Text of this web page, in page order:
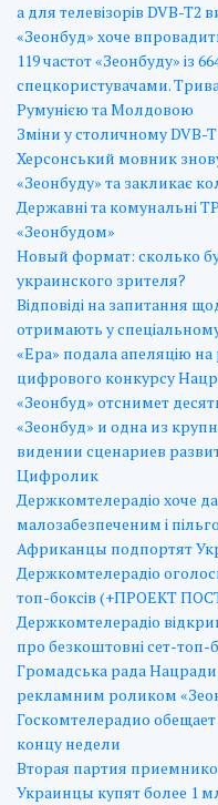
а для телевізорів DVB-
«Зеонбуд» хоче
119 частот «Зеонбуду» із
спецкористувачами.
Румунією та Молдовою
Зміни у столичному DVB-T
Херсонський мовник
«Зеонбуду» та закликає
Державні та комунальні
«Зеонбудом»
Новый формат: сколько
украинского зрителя?
Відповіді на запитання
отримають у
«Ера» подала апеляцію на
цифрового конкурсу
«Зеонбуд» отснимет
«Зеонбуд» и одна из
видении сценариев
Цифролик
Держкомтелерадіо хоче
малозабезпеченим і
Африканцы подпортят
Держкомтелерадіо
топ-боксів (+ПРОЕКТ
Держкомтелерадіо
про безкоштовні сет-топ-
Громадська рада
рекламним роликом
Госкомтелерадио
концу недели
Вторая партия
Украинцы купят более 1